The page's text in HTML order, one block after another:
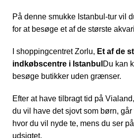
På denne smukke Istanbul-tur vil
for at besøge et af de største
I shoppingcentret Zorlu, Et af de
indkøbscentre i Istanbul Du kan
besøge butikker uden grænser.
Efter at have tilbragt tid på
du vil have det sjovt som børn,
hvor du vil nyde te, mens du ser
udsigtet.